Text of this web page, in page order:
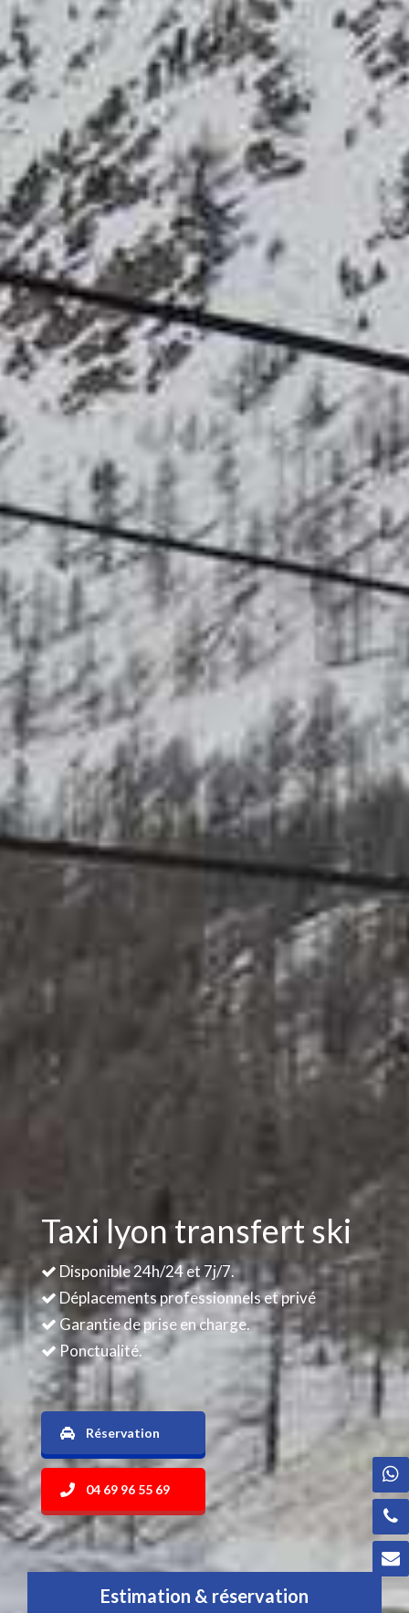
Taxi lyon transfert ski
Disponible 24h/24 et 7j/7.
Déplacements professionnels et privé
Garantie de prise en charge.
Ponctualité.
Réservation
04 69 96 55 69
Estimation & réservation